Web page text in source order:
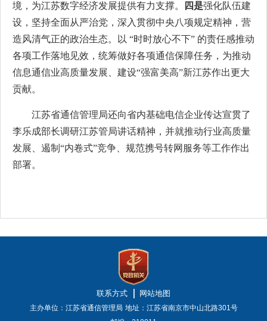
境，为江苏数字经济发展提供有力支撑。
四是强化队伍建
设，坚持全面从严治党，深入贯彻中央八项规定精神，营
造风清气正的政治生态。以 “时时放心不下” 的责任感推动
各项工作落地见效，统筹做好各项通信保障任务，为推动
信息通信业高质量发展、建设“强富美高”新江苏作出更大
贡献。
江苏省通信管理局还向省内基础电信企业传达宣贯了
李乐成部长调研江苏管局讲话精神，并就推动行业高质量
发展、遏制“内卷式”竞争、规范携号转网服务等工作作出
部署。
联系方式 网站地图
主办单位：江苏省通信管理局 地址：江苏省南京市中山北路301号